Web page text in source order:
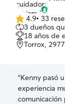
4.9
de
5
estrellas
4.9• 33
3 dueños que
18 años de
Torrox, 29770
“Kenny pasó un
experiencia
comunicación